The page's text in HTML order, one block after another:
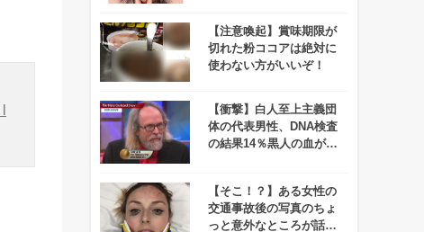
【注意喚起】賞味期限が
切れた粉ココアは絶対に
使わない方がいいぞ！
【衝撃】白人至上主義団
体の代表男性、DNA検査
の結果14％黒人の血が混
【そこ！？】ある女性の
交通事故後の写真のちょ
っと意外なところが話題